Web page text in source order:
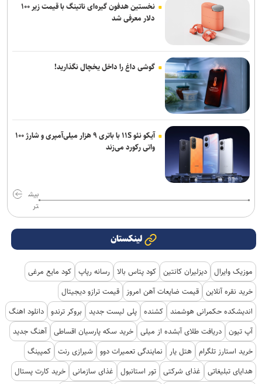
نخستین هدفون گیره‌ای ناتینگ با قیمت زیر ۱۰۰
دلار معرفی شد
گوشی داغ را داخل یخچال نگذارید!
آیکو نئو ۱۱S با باتری ۹ هزار میلی‌آمپری و شارژ ۱۰۰
واتی رکورد می‌زند
بیش
تر
لینکستان
موزیک وایرال دیزلیران کانتین کود پتاس بالا رسانه رپاپ کود مایع مرغی
خرید نقره آنلاین قیمت ضایعات آهن امروز
قیمت ترازو دیجیتال
اندیشکده حکمرانی هوشمند کشنده پلی لیست جدید بروکر ترندو دانلود اهنگ
آپ تیون دریافت طلای آبشده از میلی خرید سکه پارسیان اقساطی آهنگ جدید
خرید استارز تلگرام هتل یار نمایندگی تعمیرات دوو شیرازی رنت کمپینگ
هدایای تبلیغاتی
غذای شرکتی تور استانبول غذای سازمانی خرید کارت پستال